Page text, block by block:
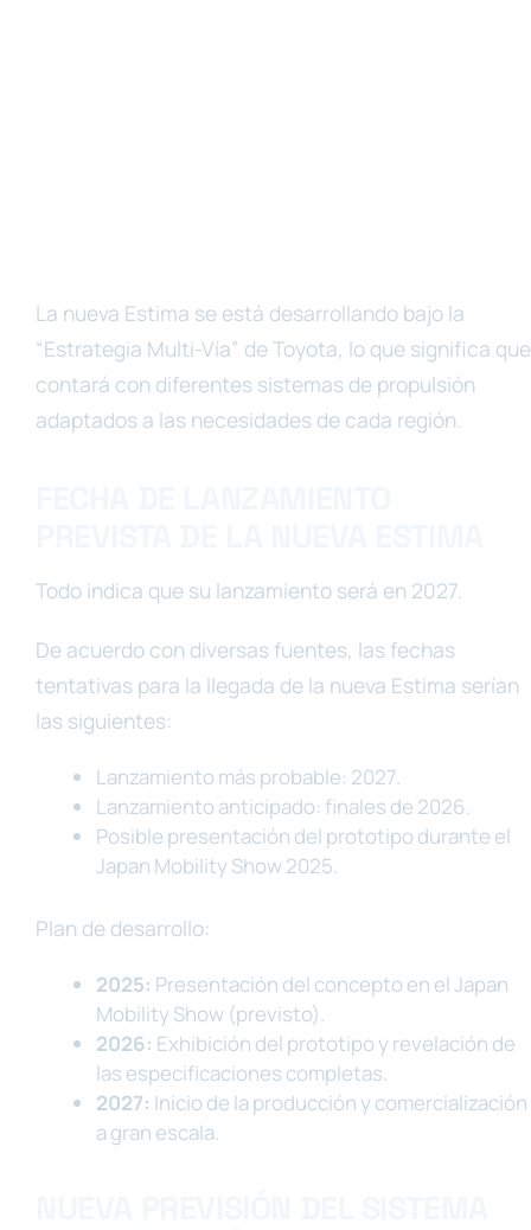
La nueva Estima se está desarrollando bajo la
“Estrategia Multi-Vía” de Toyota, lo que significa que
contará con diferentes sistemas de propulsión
adaptados a las necesidades de cada región.
Todo indica que su lanzamiento será en 2027.
De acuerdo con diversas fuentes, las fechas
tentativas para la llegada de la nueva Estima serían
las siguientes:
Lanzamiento más probable: 2027.
Lanzamiento anticipado: finales de 2026.
Posible presentación del prototipo durante el
Japan Mobility Show 2025.
Plan de desarrollo:
2025: Presentación del concepto en el Japan
Mobility Show (previsto).
2026: Exhibición del prototipo y revelación de
las especificaciones completas.
2027: Inicio de la producción y comercialización
a gran escala.